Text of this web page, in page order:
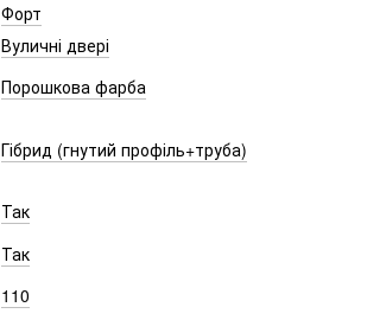
Форт
Вуличні двері
Порошкова фарба
Гібрид (гнутий профіль+труба)
Так
Так
110